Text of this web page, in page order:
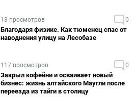
13 просмотров 0
Благодаря физике. Как тюменец спас от
наводнения улицу на Лесобазе
117 просмотров 0
Закрыл кофейни и осваивает новый
бизнес: жизнь алтайского Маугли после
переезда из тайги в столицу